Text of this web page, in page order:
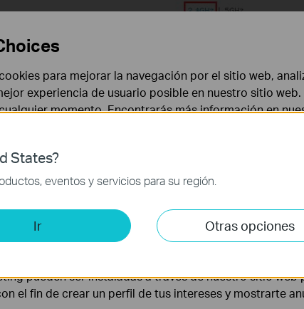
2.4GHz or 5GHz. Here we take 2.4GHz for demostration.
States?
eventos y servicios para su región.
Ir Otras opciones
para mejorar la navegación por el sitio web,
experiencia de usuario posible en nuestro sitio
momento. Encontrarás más información en
para el funcionamiento del sitio web y no
Marketing
nos permiten analizar tus actividades en nuestro sitio
del mismo.
pueden ser instaladas a través de nuestro sitio web
el fin de crear un perfil de tus intereses y mostrarte